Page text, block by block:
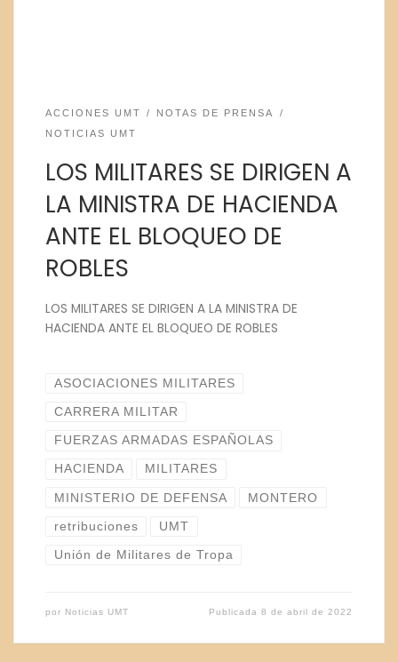
ACCIONES UMT
NOTAS DE PRENSA
NOTICIAS UMT
LOS MILITARES SE DIRIGEN A
LA MINISTRA DE HACIENDA
ANTE EL BLOQUEO DE
ROBLES
LOS MILITARES SE DIRIGEN A LA MINISTRA DE
HACIENDA ANTE EL BLOQUEO DE ROBLES
ASOCIACIONES MILITARES
CARRERA MILITAR
FUERZAS ARMADAS ESPAÑOLAS
HACIENDA MILITARES
MINISTERIO DE DEFENSA MONTERO
retribuciones UMT
Unión de Militares de Tropa
por Noticias UMT Publicada8 de abril de 2022